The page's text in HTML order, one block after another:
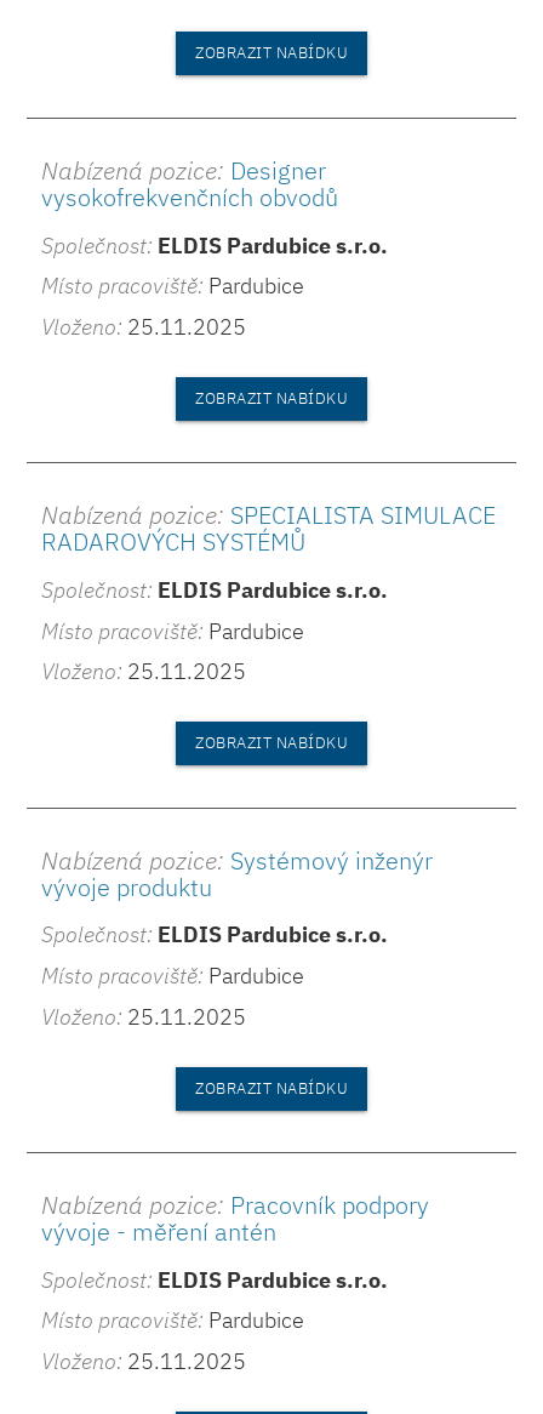
ZOBRAZIT NABÍDKU
Nabízená pozice: Designer
vysokofrekvenčních obvodů
Společnost: ELDIS Pardubice s.r.o.
Místo pracoviště: Pardubice
Vloženo: 25.11.2025
ZOBRAZIT NABÍDKU
Nabízená pozice: SPECIALISTA SIMULACE
RADAROVÝCH SYSTÉMŮ
Společnost: ELDIS Pardubice s.r.o.
Místo pracoviště: Pardubice
Vloženo: 25.11.2025
ZOBRAZIT NABÍDKU
Nabízená pozice: Systémový inženýr
vývoje produktu
Společnost: ELDIS Pardubice s.r.o.
Místo pracoviště: Pardubice
Vloženo: 25.11.2025
ZOBRAZIT NABÍDKU
Nabízená pozice: Pracovník podpory
vývoje - měření antén
Společnost: ELDIS Pardubice s.r.o.
Místo pracoviště: Pardubice
Vloženo: 25.11.2025